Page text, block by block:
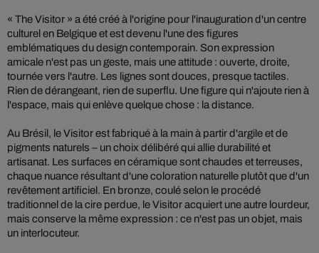
« The Visitor » a été créé à l'origine pour l'inauguration d'un centre
culturel en Belgique et est devenu l'une des figures
emblématiques du design contemporain. Son expression
amicale n'est pas un geste, mais une attitude : ouverte, droite,
tournée vers l'autre. Les lignes sont douces, presque tactiles.
Rien de dérangeant, rien de superflu. Une figure qui n'ajoute rien à
l'espace, mais qui enlève quelque chose : la distance.
Au Brésil, le Visitor est fabriqué à la main à partir d'argile et de
pigments naturels – un choix délibéré qui allie durabilité et
artisanat. Les surfaces en céramique sont chaudes et terreuses,
chaque nuance résultant d'une coloration naturelle plutôt que d'un
revêtement artificiel. En bronze, coulé selon le procédé
traditionnel de la cire perdue, le Visitor acquiert une autre lourdeur,
mais conserve la même expression : ce n'est pas un objet, mais
un interlocuteur.